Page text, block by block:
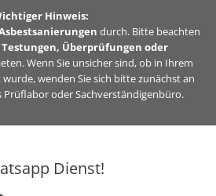
Hinweis:
durch. Bitte beachten
Überprüfungen oder
Wenn Sie unsicher sind, ob in Ihrem
wenden Sie sich bitte zunächst an
Prüflabor oder Sachverständigenbüro.
Dienst!